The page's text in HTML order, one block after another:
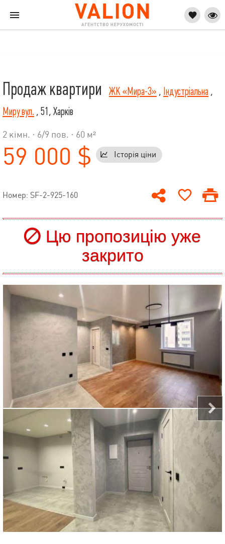
Продаж квартири ЖК «Мира-3» , Індустріальна ,
Миру вул. , 51, Харків
2 кімн. · 6/9 пов. · 60 м²
59 000 $ Історія ціни
Номер: SF-2-925-160
Цю пропозицію уже
закрито